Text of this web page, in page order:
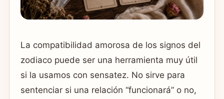
La compatibilidad amorosa de los signos del
zodiaco puede ser una herramienta muy útil
si la usamos con sensatez. No sirve para
sentenciar si una relación “funcionará” o no,